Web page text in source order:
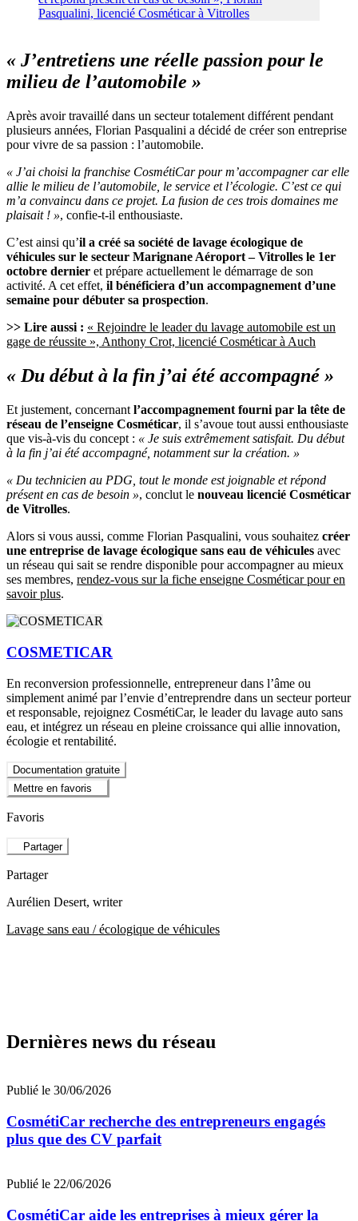
« J’entretiens une réelle passion pour le
milieu de l’automobile »
Après avoir travaillé dans un secteur totalement différent pendant
plusieurs années, Florian Pasqualini a décidé de créer son entreprise
pour vivre de sa passion : l’automobile.
« J’ai choisi la franchise CosmétiCar pour m’accompagner car elle
allie le milieu de l’automobile, le service et l’écologie. C’est ce qui
m’a convaincu dans ce projet. La fusion de ces trois domaines me
plaisait ! », confie-t-il enthousiaste.
C’est ainsi qu’il a créé sa société de lavage écologique de
véhicules sur le secteur Marignane Aéroport – Vitrolles le 1er
octobre dernier et prépare actuellement le démarrage de son
activité. A cet effet, il bénéficiera d’un accompagnement d’une
semaine pour débuter sa prospection.
>> Lire aussi : « Rejoindre le leader du lavage automobile est un
gage de réussite », Anthony Crot, licencié Cosméticar à Auch
« Du début à la fin j’ai été accompagné »
Et justement, concernant l’accompagnement fourni par la tête de
réseau de l’enseigne Cosméticar, il s’avoue tout aussi enthousiaste
que vis-à-vis du concept : « Je suis extrêmement satisfait. Du début
à la fin j’ai été accompagné, notamment sur la création. »
« Du technicien au PDG, tout le monde est joignable et répond
présent en cas de besoin », conclut le nouveau licencié Cosméticar
de Vitrolles.
Alors si vous aussi, comme Florian Pasqualini, vous souhaitez créer
une entreprise de lavage écologique sans eau de véhicules avec
un réseau qui sait se rendre disponible pour accompagner au mieux
ses membres, rendez-vous sur la fiche enseigne Cosméticar pour en
savoir plus.
COSMETICAR
En reconversion professionnelle, entrepreneur dans l’âme ou
simplement animé par l’envie d’entreprendre dans un secteur porteur
et responsable, rejoignez CosmétiCar, le leader du lavage auto sans
eau, et intégrez un réseau en pleine croissance qui allie innovation,
écologie et rentabilité.
Documentation gratuite
Mettre en favoris
Favoris
Partager
Partager
Aurélien Desert, writer
Lavage sans eau / écologique de véhicules
Dernières news du réseau
Publié le 30/06/2026
CosmétiCar recherche des entrepreneurs engagés
plus que des CV parfait
Publié le 22/06/2026
CosmétiCar aide les entreprises à mieux gérer la